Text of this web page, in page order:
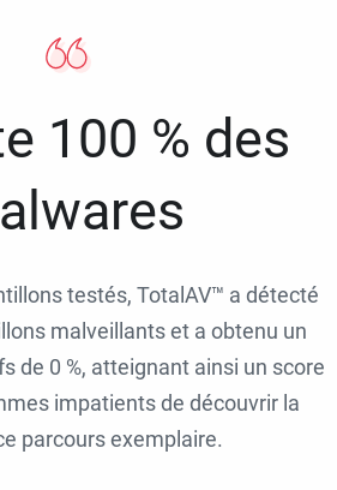
100 % des
testés, TotalAV™ a détecté
malveillants et a obtenu un
de 0 %, atteignant ainsi un score
impatients de découvrir la
parcours exemplaire.